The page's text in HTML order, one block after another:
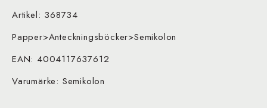
Artikel: 368734
Papper>Anteckningsböcker>Semikolon
EAN: 4004117637612
Varumärke: Semikolon